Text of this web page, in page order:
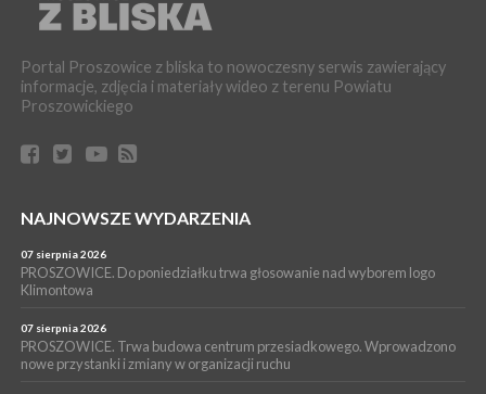
21 lipca 2026
PROSZOWICE. Dzień Otwarty z okazji 10-lecia Wodociągów
WYDARZENIA
17 lipca 2026
bezpłatne warsztaty realizowane w ramach unijnego projektu
[ZDJĘCIA]
16 lipca 2026
Pałecznicy będą obsługiwani w Proszowicach
WYDARZENIA
PROSZOWICE. W parku Warsztaty Edukacyjno-Przyrodnicze
NOC CIEM
Portal Proszowice z bliska to nowoczesny serwis zawierający
informacje, zdjęcia i materiały wideo z terenu Powiatu
Proszowickiego
NAJNOWSZE WYDARZENIA
07 sierpnia 2026
PROSZOWICE. Do poniedziałku trwa głosowanie nad wyborem logo
Klimontowa
07 sierpnia 2026
PROSZOWICE. Trwa budowa centrum przesiadkowego. Wprowadzono
nowe przystanki i zmiany w organizacji ruchu